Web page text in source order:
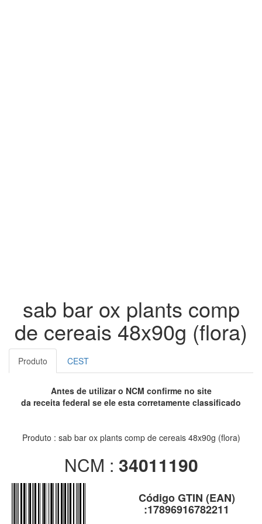
sab bar ox plants comp
de cereais 48x90g (flora)
Produto CEST
Antes de utilizar o NCM confirme no site
da receita federal se ele esta corretamente classificado
Produto : sab bar ox plants comp de cereais 48x90g (flora)
NCM : 34011190
Código GTIN (EAN)
:17896916782211